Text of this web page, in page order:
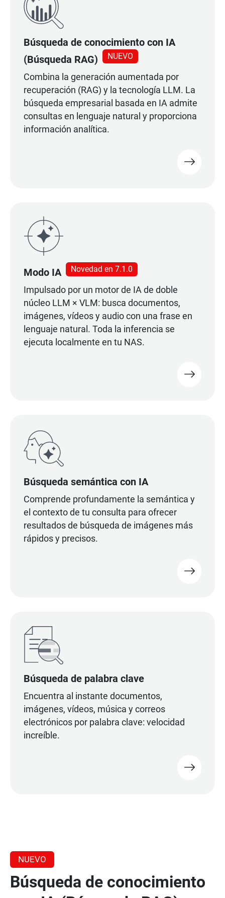
Búsqueda de conocimiento con IA
(Búsqueda RAG)
NUEVO
Combina la generación aumentada por
recuperación (RAG) y la tecnología LLM. La
búsqueda empresarial basada en IA admite
consultas en lenguaje natural y proporciona
información analítica.
Modo IA Novedad en 7.1.0
Impulsado por un motor de IA de doble
núcleo LLM × VLM: busca documentos,
imágenes, vídeos y audio con una frase en
lenguaje natural. Toda la inferencia se
ejecuta localmente en tu NAS.
Búsqueda semántica con IA
Comprende profundamente la semántica y
el contexto de tu consulta para ofrecer
resultados de búsqueda de imágenes más
rápidos y precisos.
Búsqueda de palabra clave
Encuentra al instante documentos,
imágenes, vídeos, música y correos
electrónicos por palabra clave: velocidad
increíble.
NUEVO
Búsqueda de conocimiento